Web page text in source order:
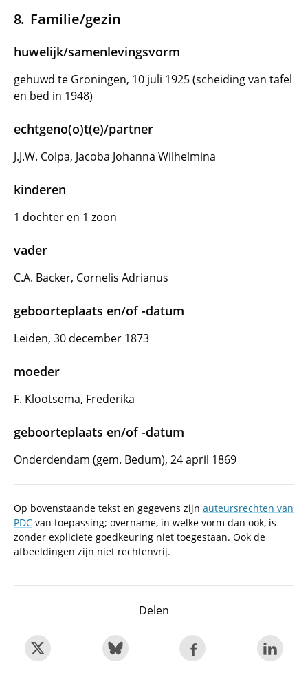
Familie/gezin
huwelijk/samenlevingsvorm
gehuwd te Groningen, 10 juli 1925 (scheiding van tafel
en bed in 1948)
echtgeno(o)t(e)/partner
J.J.W. Colpa, Jacoba Johanna Wilhelmina
kinderen
1 dochter en 1 zoon
vader
C.A. Backer, Cornelis Adrianus
geboorteplaats en/of -datum
Leiden, 30 december 1873
moeder
F. Klootsema, Frederika
geboorteplaats en/of -datum
Onderdendam (gem. Bedum), 24 april 1869
Op bovenstaande tekst en gegevens zijn auteursrechten van
PDC van toepassing; overname, in welke vorm dan ook, is
zonder expliciete goedkeuring niet toegestaan. Ook de
afbeeldingen zijn niet rechtenvrij.
Delen